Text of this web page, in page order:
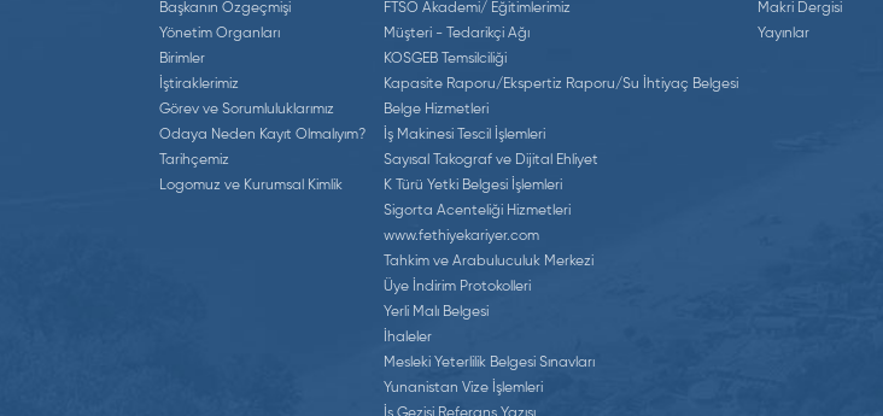
Başkanın Özgeçmişi
Yönetim Organları
Birimler
İştiraklerimiz
Görev ve Sorumluluklarımız
Odaya Neden Kayıt Olmalıyım?
Tarihçemiz
Logomuz ve Kurumsal Kimlik
FTSO Akademi/ Eğitimlerimiz
Müşteri - Tedarikçi Ağı
KOSGEB Temsilciliği
Kapasite Raporu/Ekspertiz Raporu/Su İhtiyaç Belgesi
Belge Hizmetleri
İş Makinesi Tescil İşlemleri
Sayısal Takograf ve Dijital Ehliyet
K Türü Yetki Belgesi İşlemleri
Sigorta Acenteliği Hizmetleri
www.fethiyekariyer.com
Tahkim ve Arabuluculuk Merkezi
Üye İndirim Protokolleri
Yerli Malı Belgesi
İhaleler
Mesleki Yeterlilik Belgesi Sınavları
Yunanistan Vize İşlemleri
Makri Dergisi
Yayınlar